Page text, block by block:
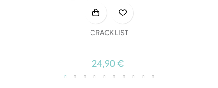
CRACK LIST
24,90 €